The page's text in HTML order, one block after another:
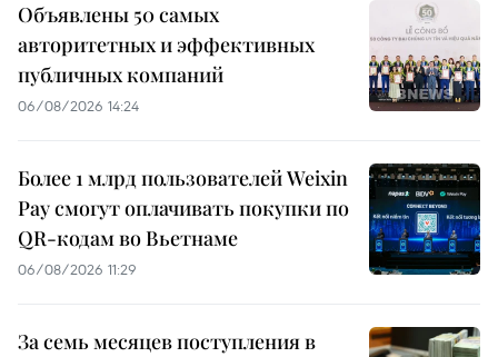
Объявлены 50 самых
авторитетных и эффективных
публичных компаний
06/08/2026 14:24
Более 1 млрд пользователей Weixin
Pay смогут оплачивать покупки по
QR-кодам во Вьетнаме
06/08/2026 11:29
За семь месяцев поступления в